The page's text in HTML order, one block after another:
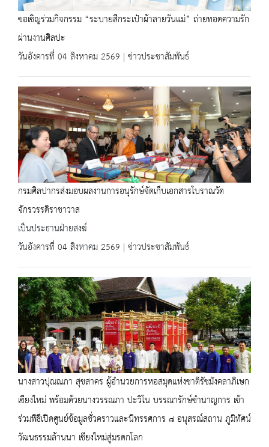
ขอเชิญร่วมกิจกรรม “ระบายสีกระเป๋าผ้าลายวันแม่” ถ่ายทอดความรัก
ผ่านงานศิลปะ
วันอังคารที่ 04 สิงหาคม 2569 | ข่าวประชาสัมพันธ์
กรมศิลปากรส่งมอบผลงานการอนุรักษ์จัดเก็บเอกสารโบราณวัด
จักรวรรดิราชาวาส
เป็นประธานฝ่ายสงฆ์
วันอังคารที่ 04 สิงหาคม 2569 | ข่าวประชาสัมพันธ์
นางสาวปุณณภา สุขสาคร ผู้อำนวยการหอสมุดแห่งชาติรัชมังคลาภิเษก
เชียงใหม่ พร้อมด้วยนางวรรณภา ปะวิโน บรรณารักษ์ชำนาญการ เข้า
ร่วมพิธีเปิดศูนย์ข้อมูลชั่วคราวและนิทรรศการ ๘ อนุสรณ์สถาน ภูมิทัศน์
วัฒนธรรมล้านนา เชียงใหม่สู่มรดกโลก